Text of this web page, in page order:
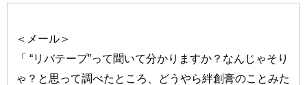
＜メール＞
「 “リバテープ”って聞いて分かりますか？なんじゃそり
ゃ？と思って調べたところ、どうやら絆創膏のことみた